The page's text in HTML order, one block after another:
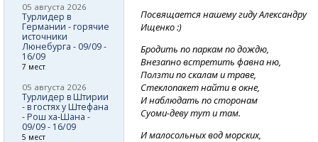
Посвящается нашему гиду Александру
Ищенко :)
Бродить по паркам по дождю,
Внезапно встретить фавна ню,
Ползти по скалам и траве,
Стеклопакет найти в окне,
И наблюдать по сторонам
Суоми-девутут и там.
И малосольных вод морских,
05 августа 2026
Турлидер в
Германии - горячие
источники
Люнебурга - 09/09 -
16/09
7 мест
05 августа 2026
Турлидер в Штирии
- в гостях у Штефана
- Рош ха-Шана -
09/09 - 16/09
5 мест